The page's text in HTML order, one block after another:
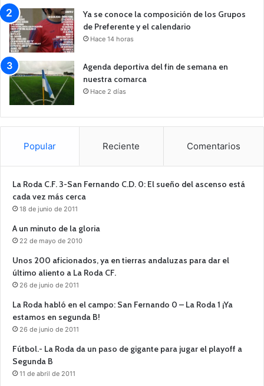
Ya se conoce la composición de los Grupos
de Preferente y el calendario
Hace 14 horas
Agenda deportiva del fin de semana en
nuestra comarca
Hace 2 días
Popular Reciente Comentarios
La Roda C.F. 3-San Fernando C.D. 0: El sueño del ascenso está
cada vez más cerca
18 de junio de 2011
A un minuto de la gloria
22 de mayo de 2010
Unos 200 aficionados, ya en tierras andaluzas para dar el
último aliento a La Roda CF.
26 de junio de 2011
La Roda habló en el campo: San Fernando 0 – La Roda 1 ¡Ya
estamos en segunda B!
26 de junio de 2011
Fútbol.- La Roda da un paso de gigante para jugar el playoff a
Segunda B
11 de abril de 2011